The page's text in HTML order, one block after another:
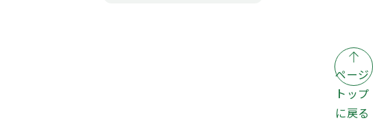
ページ
トップ
に戻る